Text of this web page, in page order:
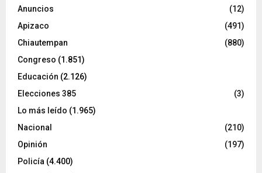
Anuncios
(12)
Apizaco
(491)
Chiautempan
(880)
Congreso (1.851)
Educación (2.126)
Elecciones 385
(3)
Lo más leído (1.965)
Nacional
(210)
Opinión
(197)
Policía (4.400)